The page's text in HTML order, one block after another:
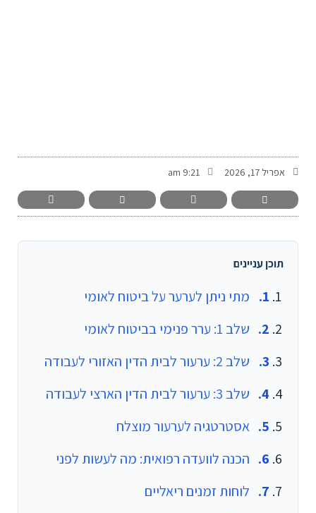
אפריל 17, 2026 9:21 am
תוכן עניינים
מתי ניתן לערער על ביטוח לאומי
שלב 1: ערר פנימי בביטוח לאומי
שלב 2: ערעור לבית הדין האזורי לעבודה
שלב 3: ערעור לבית הדין הארצי לעבודה
אסטרטגיה לערעור מוצלח
הכנה לוועדה רפואית: מה לעשות לפני
לוחות זמנים ריאליים